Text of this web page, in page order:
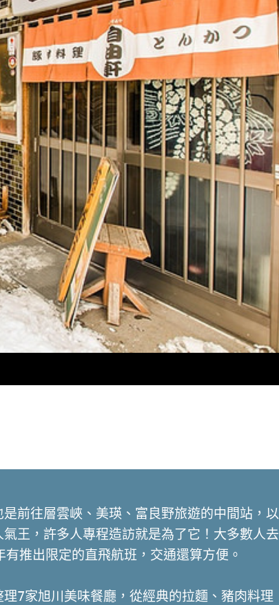
前往層雲峽、美瑛、富良野旅遊的中間站，以
王，許多人專程造訪就是為了它！大多數人去
推出限定的直飛航班，交通還算方便。
7家旭川美味餐廳，從經典的拉麵、豬肉料理